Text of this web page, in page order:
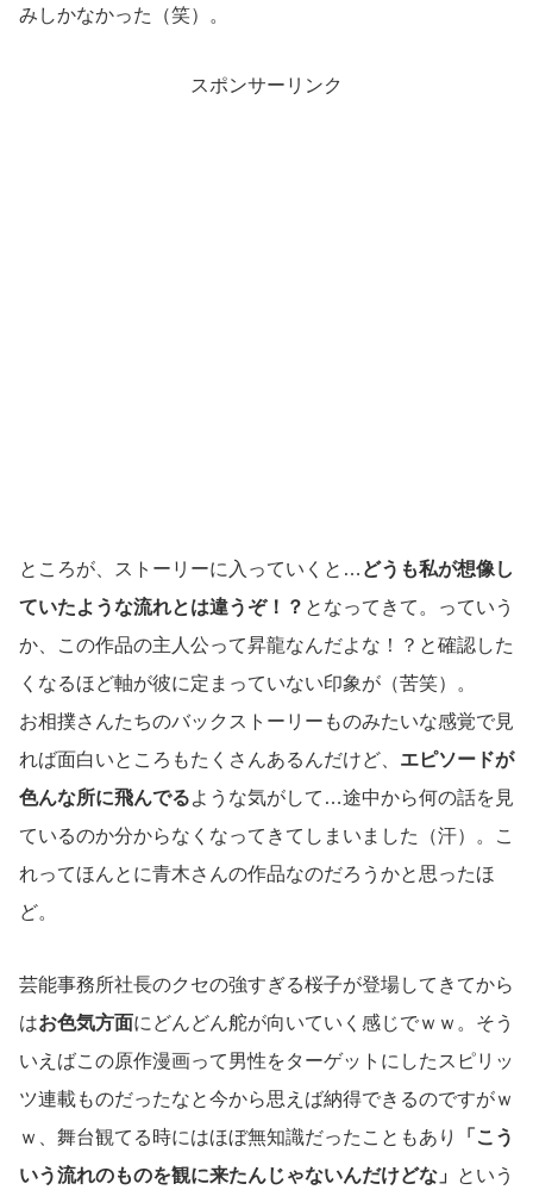
みしかなかった（笑）。
スポンサーリンク
ところが、ストーリーに入っていくと… どうも私が想像し
ていたような流れとは違うぞ！？ となってきて。っていう
か、この作品の主人公って昇龍なんだよな！？と確認した
くなるほど軸が彼に定まっていない印象が（苦笑）。
お相撲さんたちのバックストーリーものみたいな感覚で見
れば面白いところもたくさんあるんだけど、 エピソードが
色んな所に飛んでるような気がして…途中から何の話を見
ているのか分からなくなってきてしまいました（汗）。こ
れってほんとに青木さんの作品なのだろうかと思ったほ
ど。
芸能事務所社長のクセの強すぎる桜子が登場してきてから
はお色気方面にどんどん舵が向いていく感じでｗｗ。そう
いえばこの原作漫画って男性をターゲットにしたスピリッ
ツ連載ものだったなと今から思えば納得できるのですがｗ
ｗ、舞台観てる時にはほぼ無知識だったこともあり
「こう
いう流れのものを観に来たんじゃないんだけどな」
という